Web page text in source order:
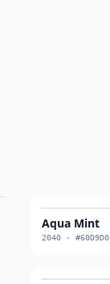
Aqua Mint
2040 · #60D9D0